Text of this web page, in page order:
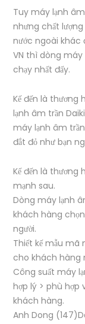
Tuy máy lạnh
nhưng chất
nước ngoài khác
VN thì dòng máy
chạy nhất đấy.
Kế đến là thương
lạnh âm trần
máy lạnh âm
đắt đỏ như bạn
Kế đến là thương
mạnh sau.
Dòng máy lạnh
khách hàng
người.
Thiết kế mẫu mã
cho khách hàng
Công suất máy
hợp lý > phù hợp
khách hàng.
Anh Dong